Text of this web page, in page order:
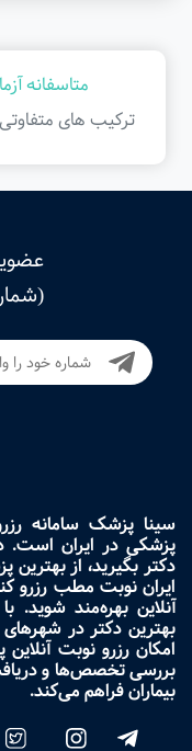
متاسفانه
ترکیب های
سینا پزشک سامانه
پزشکی در ایران است.
دکتر بگیرید، از
ایران نوبت مطب رزرو
آنلاین بهره‌مند
بهترین دکتر در
امکان رزرو نوبت
بررسی تخصص‌ها و
بیماران فراهم می‌کند.